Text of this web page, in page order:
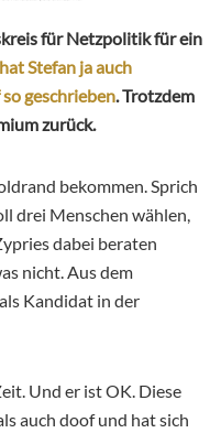
für Netzpolitik für ein
Stefan ja auch
geschrieben. Trotzdem
zurück.
bekommen. Sprich
drei Menschen wählen,
dabei beraten
nicht. Aus dem
als Kandidat in der
Und er ist OK. Diese
auch doof und hat sich